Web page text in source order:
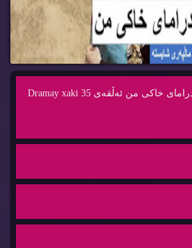
زنجیره‌ درامای خاكی من ئه‌ڵقه‌ی 35 Dramay xaki